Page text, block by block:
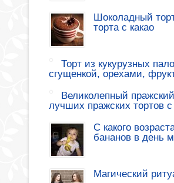
Шоколадный
торта с какао
Торт из кукурузных
сгущенкой, орехами,
Великолепный
лучших пражских тортов
С какого
бананов в день
Магический